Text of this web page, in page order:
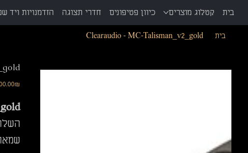
בית קטלוג מוצרים כיוון פטיפונים חדרי תצוגה הזדמנויות ויד
בית Clearaudio - MC-Talisman_v2_gold
‏8,400.00 ‏₪